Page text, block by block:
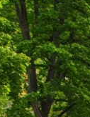
ŽÍŽALÍ ČAJ
999
Kč